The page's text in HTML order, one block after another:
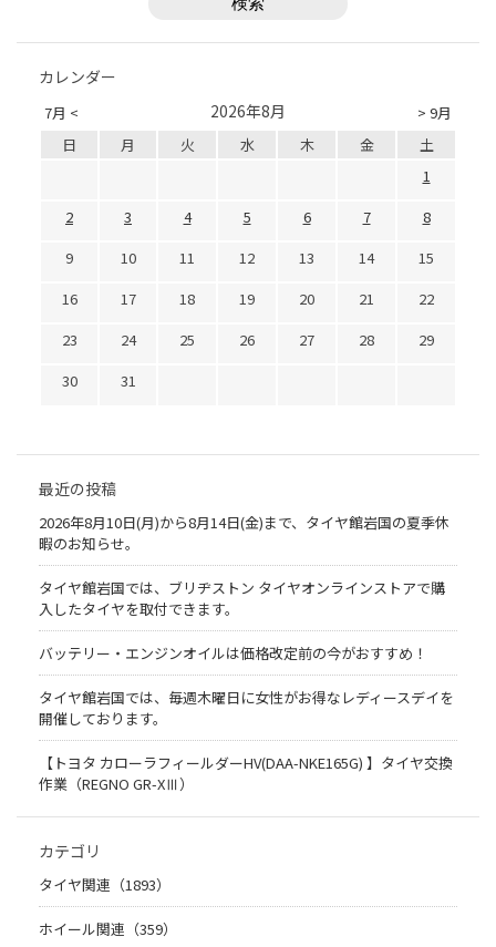
カレンダー
7月 < > 9月
2026年8月
日 月 火 水 木 金
土
1
2
3 4 5 6 7
8
9
10 11 12 13 14
15
16
17 18 19 20 21
22
23
24 25 26 27 28
29
30
31
最近の投稿
2026年8月10日(月)から8月14日(金)まで、タイヤ館岩国の夏季休
暇のお知らせ。
タイヤ館岩国では、ブリヂストン タイヤオンラインストアで購
入したタイヤを取付できます。
バッテリー・エンジンオイルは価格改定前の今がおすすめ！
タイヤ館岩国では、毎週木曜日に女性がお得なレディースデイを
開催しております。
【トヨタ カローラフィールダーHV(DAA-NKE165G) 】タイヤ交換
作業（REGNO GR-XⅢ）
カテゴリ
タイヤ関連（1893）
ホイール関連（359）